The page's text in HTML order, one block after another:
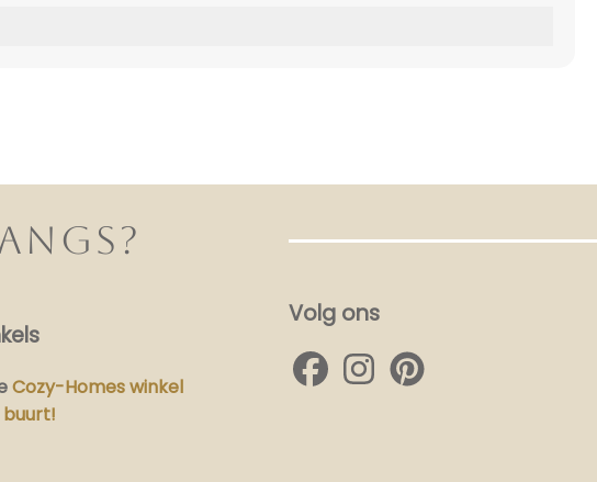
Cozy-Homes winkel
buurt!
Volg ons